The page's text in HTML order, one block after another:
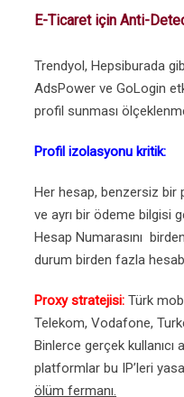
E-Ticaret için Anti-
Trendyol, Hepsiburada
AdsPower ve GoLogin
profil sunması
Profil izolasyonu kritik:
Her hesap, benzersiz bir
ve ayrı bir ödeme bilgisi
Hesap Numarasını
durum birden fazla
Proxy stratejisi: Türk
Telekom, Vodafone,
Binlerce gerçek kullanıcı
platformlar bu IP’leri
ölüm fermanı.